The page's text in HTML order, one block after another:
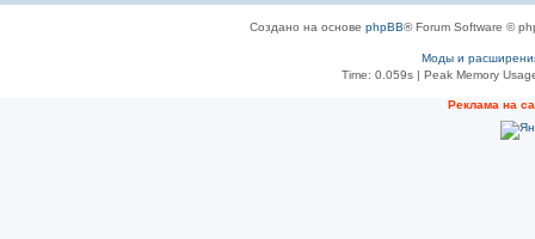
Создано на основе phpBB® Forum Software ©
Моды и
Time: 0.059s| Peak Memory
Реклама на